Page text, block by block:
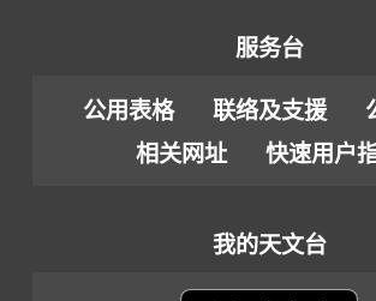
服务台
公用表格 联络及支援
相关网址
快速用户
我的天文台